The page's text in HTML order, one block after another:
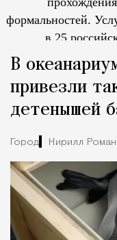
формальностей.
в 25
В
привезли
детенышей
Город Кирилл